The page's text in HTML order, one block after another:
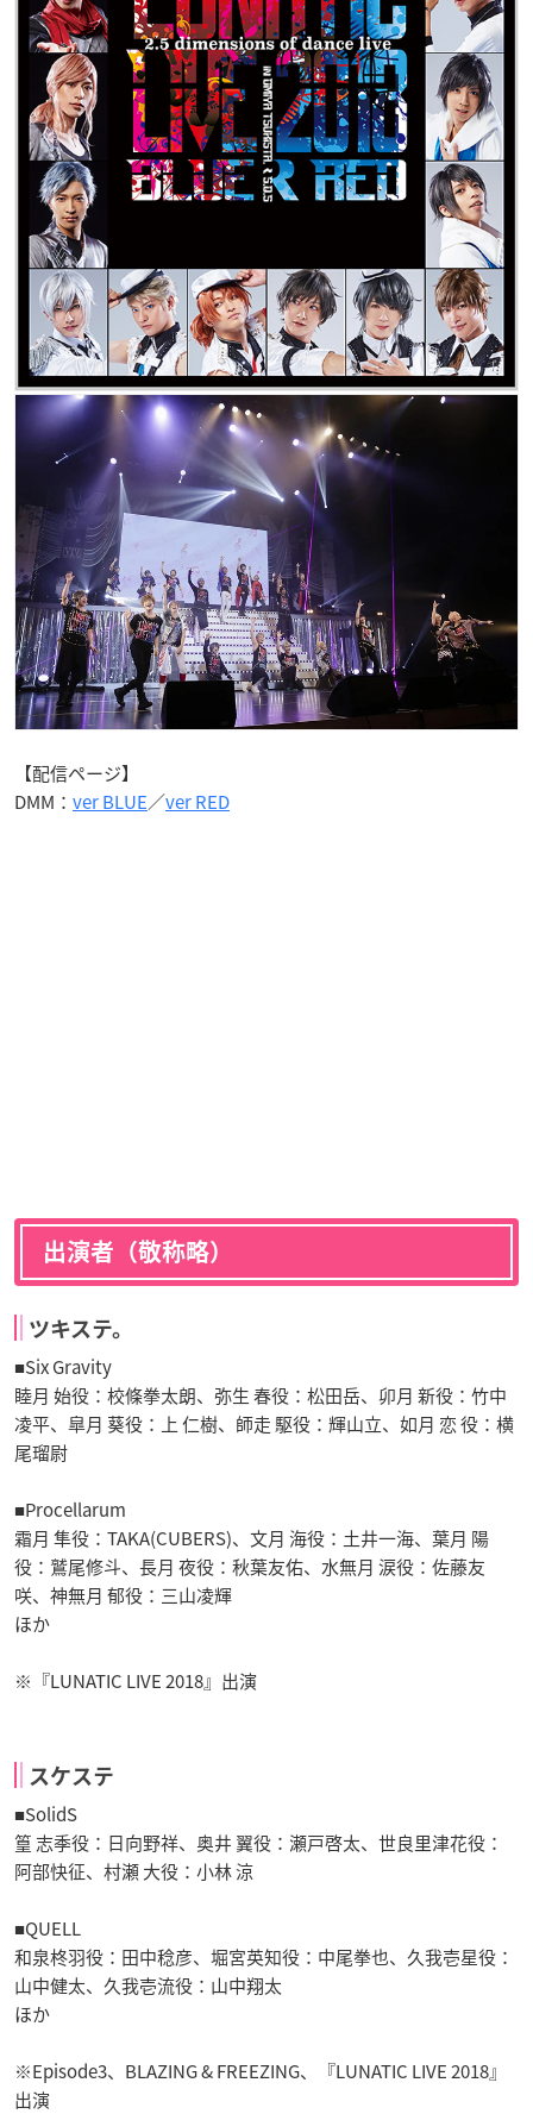
【配信ページ】
DMM： ver BLUE／ver RED
出演者（敬称略）
ツキステ。
■Six Gravity
睦月 始役：校條拳太朗、弥生 春役：松田岳、卯月 新役：竹中
凌平、皐月 葵役：上 仁樹、師走 駆役：輝山立、如月 恋 役：横
尾瑠尉
■Procellarum
霜月 隼役：TAKA(CUBERS)、文月 海役：土井一海、葉月 陽
役：鷲尾修斗、長月 夜役：秋葉友佑、水無月 涙役：佐藤友
咲、神無月 郁役：三山凌輝
ほか
※『LUNATIC LIVE 2018』出演
スケステ
■SolidS
篁 志季役：日向野祥、奥井 翼役：瀬戸啓太、世良里津花役：
阿部快征、村瀬 大役：小林 涼
■QUELL
和泉柊羽役：田中稔彦、堀宮英知役：中尾拳也、久我壱星役：
山中健太、久我壱流役：山中翔太
ほか
※Episode3、BLAZING & FREEZING、『LUNATIC LIVE 2018』
出演